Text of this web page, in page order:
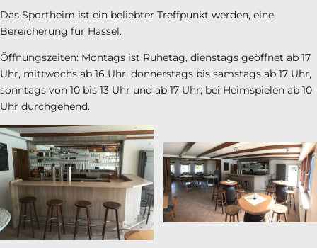
Eisenberg
Das Sportheim ist ein beliebter Treffpunkt werden, eine
Bereicherung für Hassel.
Öffnungszeiten: Montags ist Ruhetag, dienstags geöffnet ab 17
Uhr, mittwochs ab 16 Uhr, donnerstags bis samstags ab 17 Uhr,
sonntags von 10 bis 13 Uhr und ab 17 Uhr; bei Heimspielen ab 10
Uhr durchgehend.